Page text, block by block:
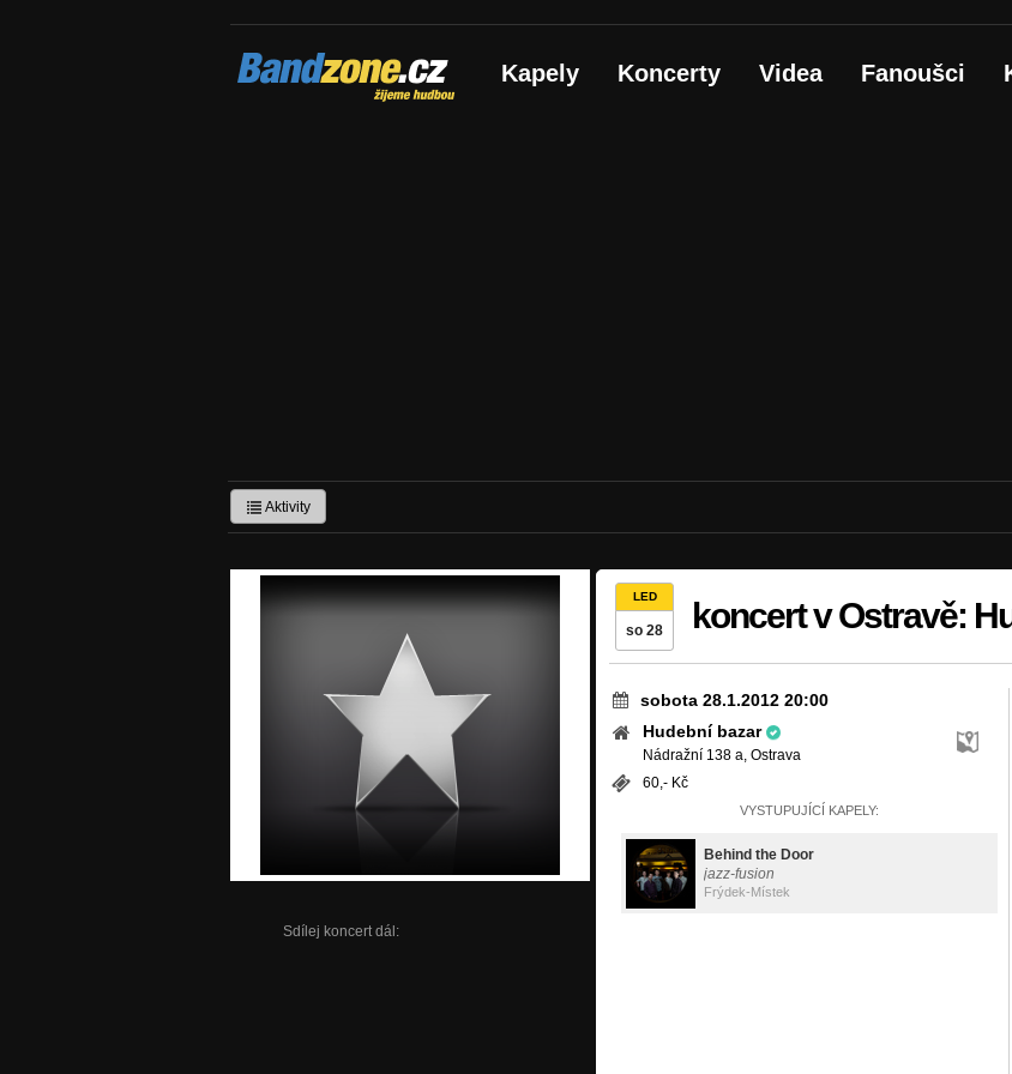
Bandzone.cz
žijeme hudbou Kapely Koncerty Videa Fanoušci
Aktivity
Sdílej koncert dál:
LED
so 28 koncert v Ostravě:
sobota 28.1.2012 20:00
Hudební bazar
Nádražní 138 a, Ostrava
60,- Kč
VYSTUPUJÍCÍ KAPELY:
Behind the Door
jazz-fusion
Frýdek-Místek